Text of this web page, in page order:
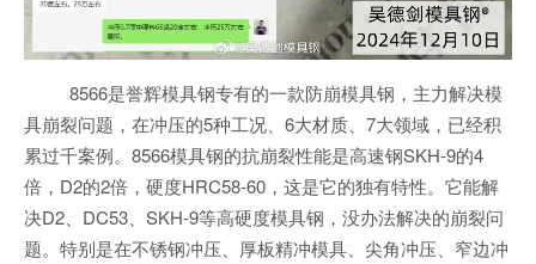
8566是誉辉模具钢专有的一款防崩模具钢，主力解决模
具崩裂问题，在冲压的5种工况、6大材质、7大领域，已经积
累过千案例。8566模具钢的抗崩裂性能是高速钢SKH-9的4
倍，D2的2倍，硬度HRC58-60，这是它的独有特性。它能解
决D2、DC53、SKH-9等高硬度模具钢，没办法解决的崩裂问
题。特别是在不锈钢冲压、厚板精冲模具、尖角冲压、窄边冲